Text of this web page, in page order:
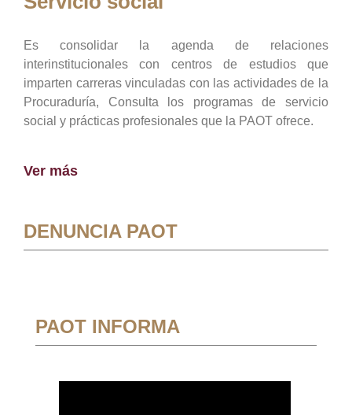
Es consolidar la agenda de relaciones
interinstitucionales con centros de estudios que
imparten carreras vinculadas con las actividades de la
Procuraduría, Consulta los programas de servicio
social y prácticas profesionales que la PAOT ofrece.
Ver más
DENUNCIA PAOT
PAOT INFORMA